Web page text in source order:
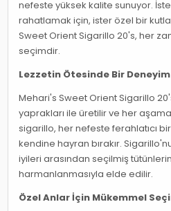
nefeste yüksek kalite sunuyor.
rahatlamak için, ister özel bir
Sweet Orient Sigarillo 20's, her
seçimdir.
Lezzetin Ötesinde Bir Deneyim
Mehari's Sweet Orient Sigarillo
yaprakları ile üretilir ve her
sigarillo, her nefeste ferahlatıcı
kendine hayran bırakır.
iyileri arasından seçilmiş
harmanlanmasıyla elde edilir.
Özel Anlar İçin Mükemmel